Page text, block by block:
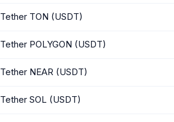
Tether TON (USDT)
Tether POLYGON (USDT)
Tether NEAR (USDT)
Tether SOL (USDT)